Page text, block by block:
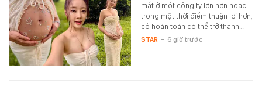
mắt ở một công ty lớn hơn hoặc
trong một thời điểm thuận lợi hơn,
cô hoàn toàn có thể trở thành…
STAR - 6 giờ trước